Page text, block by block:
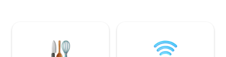
た清潔で快適な空間と、気配りの行き届
いたスタッフが滞在を楽にします。